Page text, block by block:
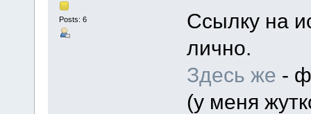
Posts: 6
Ссылку на
лично.
Здесь же -
(у меня